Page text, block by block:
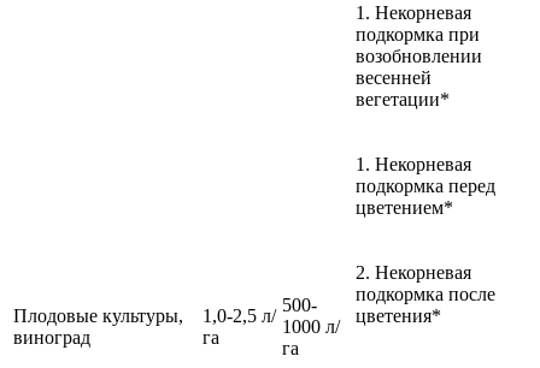
Плодовые культуры,
виноград
1,0-2,5 л/
га
500-
1000 л/
га
1. Некорневая
подкормка при
возобновлении
весенней
вегетации*
1. Некорневая
подкормка перед
цветением*
2. Некорневая
подкормка после
цветения*